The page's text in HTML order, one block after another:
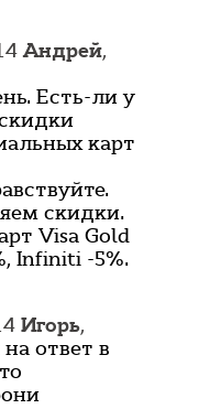
Андрей,
Есть-ли у
карт
скидки.
Visa Gold
Infiniti -5%.
Игорь,
ответ в